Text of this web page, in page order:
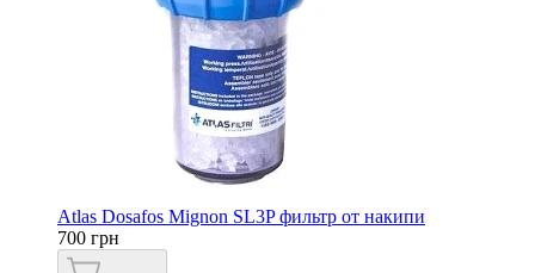
Atlas Dosafos Mignon SL3P фильтр от накипи
700 грн